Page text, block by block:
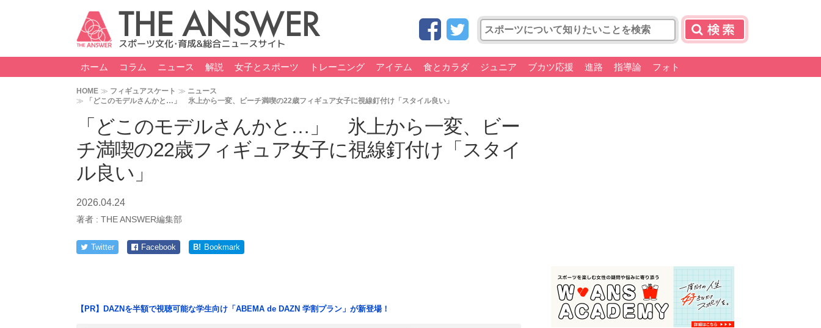
ホーム コラム ニュース 解説 女子とスポーツ トレーニング アイテム 食とカラダ ジュニア ブカツ応援 進路 指導論 フォト
HOME フィギュアスケート
ニュース
「どこのモデルさんかと…」 氷上から一変、ビーチ満喫の22歳フィギュア女子に視線釘付け「スタイル良い」
「どこのモデルさんかと…」 氷上から一変、ビー
チ満喫の22歳フィギュア女子に視線釘付け「スタイ
ル良い」
2026.04.24
著者 : THE ANSWER編集部
Twitter Facebook B! Bookmark
【PR】DAZNを半額で視聴可能な学生向け「ABEMA de DAZN 学割プラン」が新登場！